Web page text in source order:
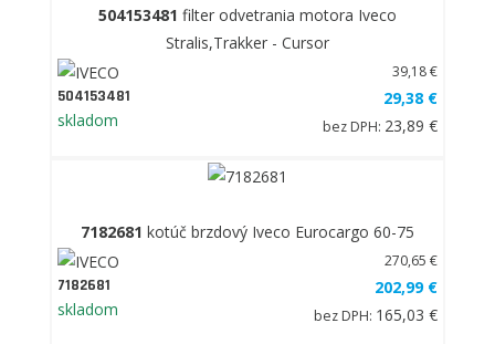
504153481 filter odvetrania motora Iveco
Stralis,Trakker - Cursor
504153481
skladom
39,18 €
29,38 €
bez DPH: 23,89 €
7182681 kotúč brzdový Iveco Eurocargo 60-75
7182681
skladom
270,65 €
202,99 €
bez DPH: 165,03 €